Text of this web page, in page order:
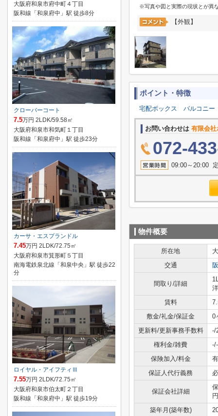
※写真や図と実際の現状とが異
【外観】
ポイント・特徴
宅配ボックス バルコニー
お問い合わせは 有限会
072-
09:00～20:00
物件概要
所在地
交通
間取り/詳細
賃料
敷金/礼金/保証金
0
更新料/更新事務手数料
-/
権利金/雑費
-/-
保険加入/料金
保証人代行義務
保証会社詳細
築年月(築年数)
大阪府和泉市府中町４丁目
阪和線「和泉府中」駅 徒歩8分
クローバーコート
7.5万円 2LDK/59.58㎡
大阪府和泉市和気町１丁目
阪和線「和泉府中」駅 徒歩23分
カーサ・エスプランドル
7.45万円 2LDK/72.75㎡
大阪府和泉市箕形町５丁目
南海電鉄泉北線「和泉中央」駅 徒歩22
分
ロイヤル・アイフティⅢ
7.55万円 2LDK/72.75㎡
大阪府和泉市伯太町２丁目
阪和線「和泉府中」駅 徒歩19分